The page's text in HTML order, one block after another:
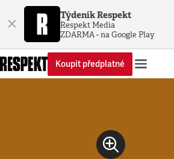
× Týdeník Respekt
Respekt Media
ZDARMA - na Google Play
Koupit předplatné